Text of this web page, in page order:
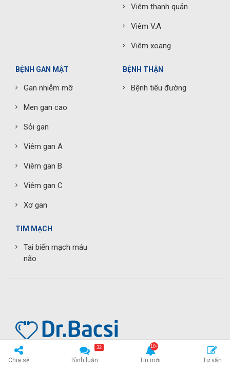
Viêm thanh quản
Viêm V.A
Viêm xoang
BỆNH GAN MẬT
Gan nhiễm mỡ
Men gan cao
Sỏi gan
Viêm gan A
Viêm gan B
Viêm gan C
Xơ gan
BỆNH THẬN
Bệnh tiểu đường
TIM MẠCH
Tai biến mạch máu
não
Chia sẻ Bình luận
32
Tin mới Tư vấn